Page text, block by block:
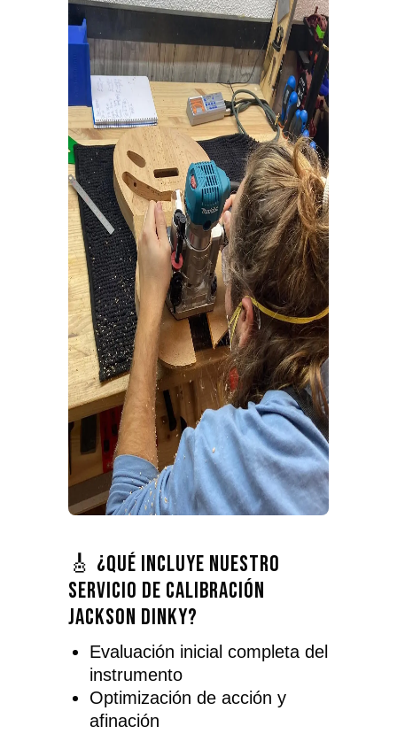
🎸 ¿Qué incluye nuestro
servicio de calibración
Jackson Dinky?
Evaluación inicial completa del
instrumento
Optimización de acción y
afinación